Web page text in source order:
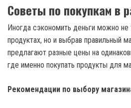
Советы по покупкам в
Иногда сэкономить деньги можно не
продуктах, но и выбрав правильный
предлагают разные цены на
где именно покупать продукты для
Рекомендации по выбору